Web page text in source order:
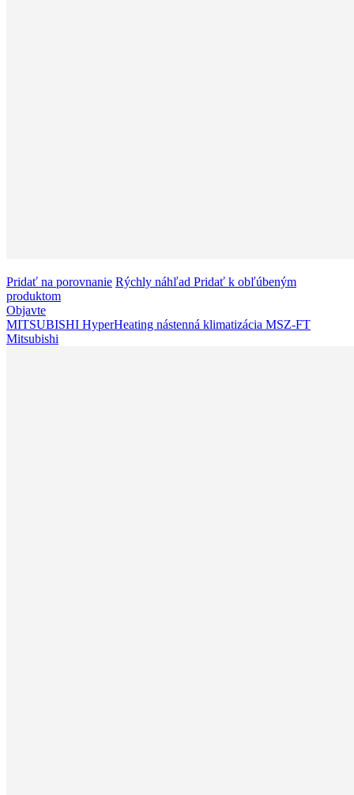
Pridať na porovnanie Rýchly náhľad Pridať k obľúbeným
produktom
Objavte
MITSUBISHI HyperHeating nástenná klimatizácia MSZ-FT
Mitsubishi